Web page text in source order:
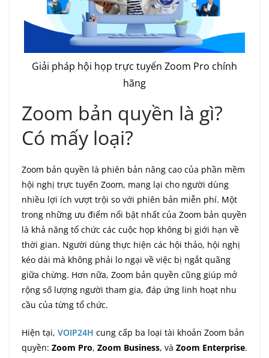
Giải pháp hội họp trực tuyến Zoom Pro chính
hãng
Zoom bản quyền là gì?
Có mấy loại?
Zoom bản quyền là phiên bản nâng cao của phần mềm
hội nghị trực tuyến Zoom, mang lại cho người dùng
nhiều lợi ích vượt trội so với phiên bản miễn phí. Một
trong những ưu điểm nổi bật nhất của Zoom bản quyền
là khả năng tổ chức các cuộc họp không bị giới hạn về
thời gian. Người dùng thực hiện các hội thảo, hội nghị
kéo dài mà không phải lo ngại về việc bị ngắt quãng
giữa chừng. Hơn nữa, Zoom bản quyền cũng giúp mở
rộng số lượng người tham gia, đáp ứng linh hoạt nhu
cầu của từng tổ chức.
Hiện tại, VOIP24H cung cấp ba loại tài khoản Zoom bản
quyền: Zoom Pro, Zoom Business, và Zoom Enterprise.